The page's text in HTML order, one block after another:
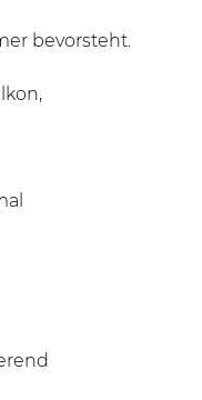
bevorsteht.